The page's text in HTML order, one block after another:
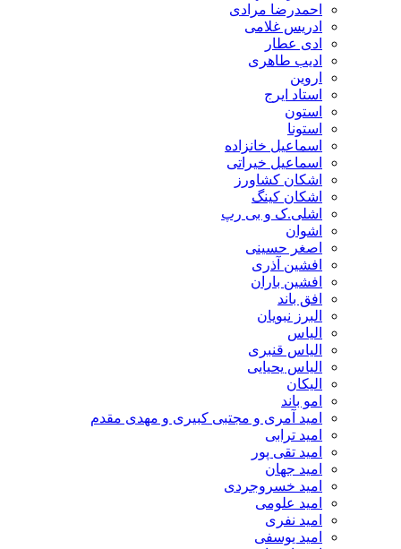
احمدرضا مرادی
ادریس غلامی
ادی عطار
ادیب طاهری
اروین
استاد ایرج
استون
استونا
اسماعیل خانزاده
اسماعیل خیراتی
اشکان کشاورز
اشکان کینگ
اشلی.ک و بی رپ
اشوان
اصغر حسینی
افشین آذری
افشین باران
افق باند
البرز نبویان
الیاس
الیاس قنبرى
الیاس یحیایی
الیکان
امو باند
امید آمری و مجتبی کبیری و مهدى مقدم
امید ترابی
امید تقی پور
امید جهان
امید خسروجردی
امید علومی
امید نفری
امید یوسفی